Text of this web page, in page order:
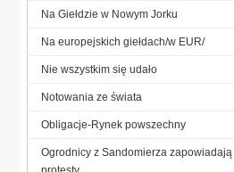
Na Giełdzie w Nowym Jorku
Na europejskich giełdach/w EUR/
Nie wszystkim się udało
Notowania ze świata
Obligacje-Rynek powszechny
Ogrodnicy z Sandomierza zapowiadają